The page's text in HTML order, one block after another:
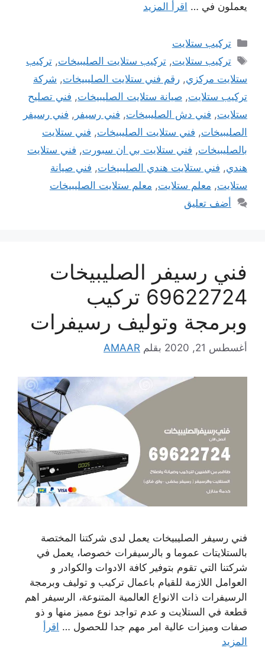
يعملون في … اقرأ المزيد
التصنيفات
تركيب ستلايت
الوسوم
تركيب ستلايت,تركيب ستلايت الصليبيخات,تركيب
ستلايت مركزي, رقم فني ستلايت الصليبيخات, شركة
تركيب ستلايت, صيانة ستلايت الصليبيخات, فني تصليح
ستلايت, فني دش الصليبيخات, فني رسيفر , فني رسيفر
الصليبيخات, فني ستلايت الصليبيخات, فني ستلايت
بالصليبيخات, فني ستلايت بي ان سبورت, فني ستلايت
هندي, فني ستلايت هندي الصليبيخات, فني صيانة
ستلايت, معلم ستلايت, معلم ستلايت الصليبيخات
أضف تعليق
فني رسيفر الصليبيخات
69622724 تركيب
وبرمجة وتوليف رسيفرات
أغسطس 21, 2020 بقلم AMAAR
فني رسيفر الصليبيخات يعمل لدى شركتنا المختصة
بالستلايتات عموما و بالرسيفرات خصوصا، يعمل في
شركتنا التي تقوم بتوفير كافة الادوات والكوادر و
العوامل اللازمة للقيام باعمال تركيب و توليف وبرمجة
الرسيفرات ذات الانواع العالمية المتنوعة، الرسيفر اهم
قطعة في الستلايت و عدم تواجد نوع مميز منها و ذو
صفات وميزات عالية امر مهم جدا للحصول … اقرأ
المزيد